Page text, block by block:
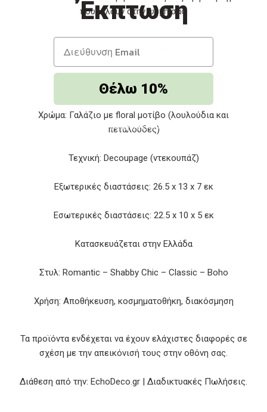
που μιλούν στην ψυχή σας.
Χαρακτηριστικά:
Υλικό: Ξύλο
Χρώμα: Γαλάζιο με floral μοτίβο (λουλούδια και
πεταλούδες)
Τεχνική: Decoupage (ντεκουπάζ)
Εξωτερικές διαστάσεις: 26.5 x 13 x 7 εκ
Εσωτερικές διαστάσεις: 22.5 x 10 x 5 εκ
Κατασκευάζεται στην Ελλάδα
Στυλ: Romantic – Shabby Chic – Classic – Boho
Χρήση: Αποθήκευση, κοσμηματοθήκη, διακόσμηση
Τα προϊόντα ενδέχεται να έχουν ελάχιστες διαφορές σε
σχέση με την απεικόνισή τους στην οθόνη σας.
Διάθεση από την: EchoDeco.gr | Διαδικτυακές Πωλήσεις.
Έκπτωση
Θέλω 10%
Με την εγγραφή σου, δηλώνεις ότι
‘Ορους Χρήσης και GDPR